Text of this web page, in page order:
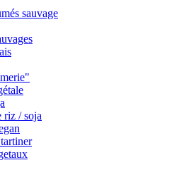
sauvage
riz / soja